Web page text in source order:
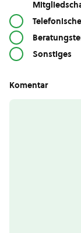
Sonstiges
Komentar